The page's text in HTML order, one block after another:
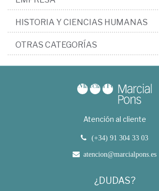
HISTORIA Y CIENCIAS HUMANAS
OTRAS CATEGORÍAS
Atención al cliente
(+34) 91 304 33 03
atencion@marcialpons.es
¿DUDAS?